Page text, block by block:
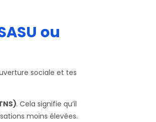
ou
sociale et tes
. Cela signifie qu’il
moins élevées.